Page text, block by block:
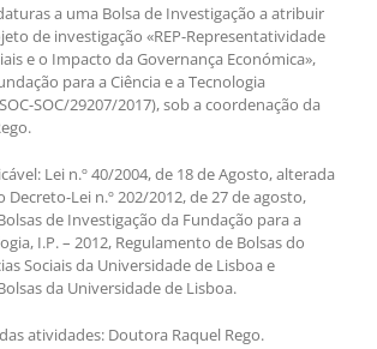
a uma Bolsa de Investigação a atribuir
de investigação «REP-Representatividade
e o Impacto da Governança Económica»,
para a Ciência e a Tecnologia
SOC/29207/2017), sob a coordenação da
Lei n.º 40/2004, de 18 de Agosto, alterada
Decreto-Lei n.º 202/2012, de 27 de agosto,
de Investigação da Fundação para a
I.P. – 2012, Regulamento de Bolsas do
Sociais da Universidade de Lisboa e
da Universidade de Lisboa.
atividades: Doutora Raquel Rego.